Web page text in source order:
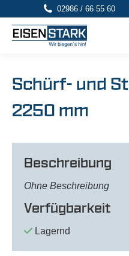
02986 / 66 55 60
Schürf- und
2250 mm
Beschreibung
Ohne Beschreibung
Verfügbarkeit
Lagernd